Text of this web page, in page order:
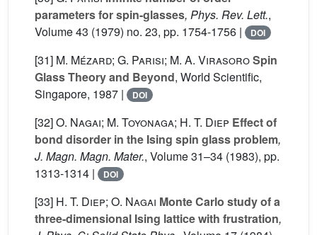
parameters for spin-glasses, Phys. Rev. Lett.,
Volume 43 (1979) no. 23, pp. 1754-1756 | DOI
[31] M. Mézard; G. Parisi; M. A. VirasoroSpin
Glass Theory and Beyond, World Scientific,
Singapore, 1987 |
DOI
[32]O. Nagai; M. Toyonaga; H. T. Diep Effect of
bond disorder in the Ising spin glass problem,
J. Magn. Magn. Mater., Volume 31–34 (1983), pp.
1313-1314 |
DOI
[33] H. T. Diep; O. Nagai Monte Carlo study of a
three-dimensional Ising lattice with frustration,